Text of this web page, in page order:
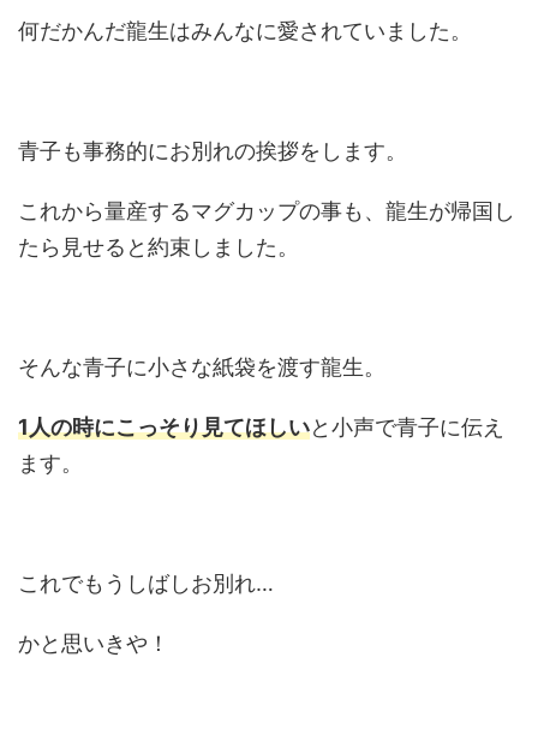
何だかんだ龍生はみんなに愛されていました。
青子も事務的にお別れの挨拶をします。
これから量産するマグカップの事も、龍生が帰国し
たら見せると約束しました。
そんな青子に小さな紙袋を渡す龍生。
1人の時にこっそり見てほしいと小声で青子に伝え
ます。
これでもうしばしお別れ…
かと思いきや！